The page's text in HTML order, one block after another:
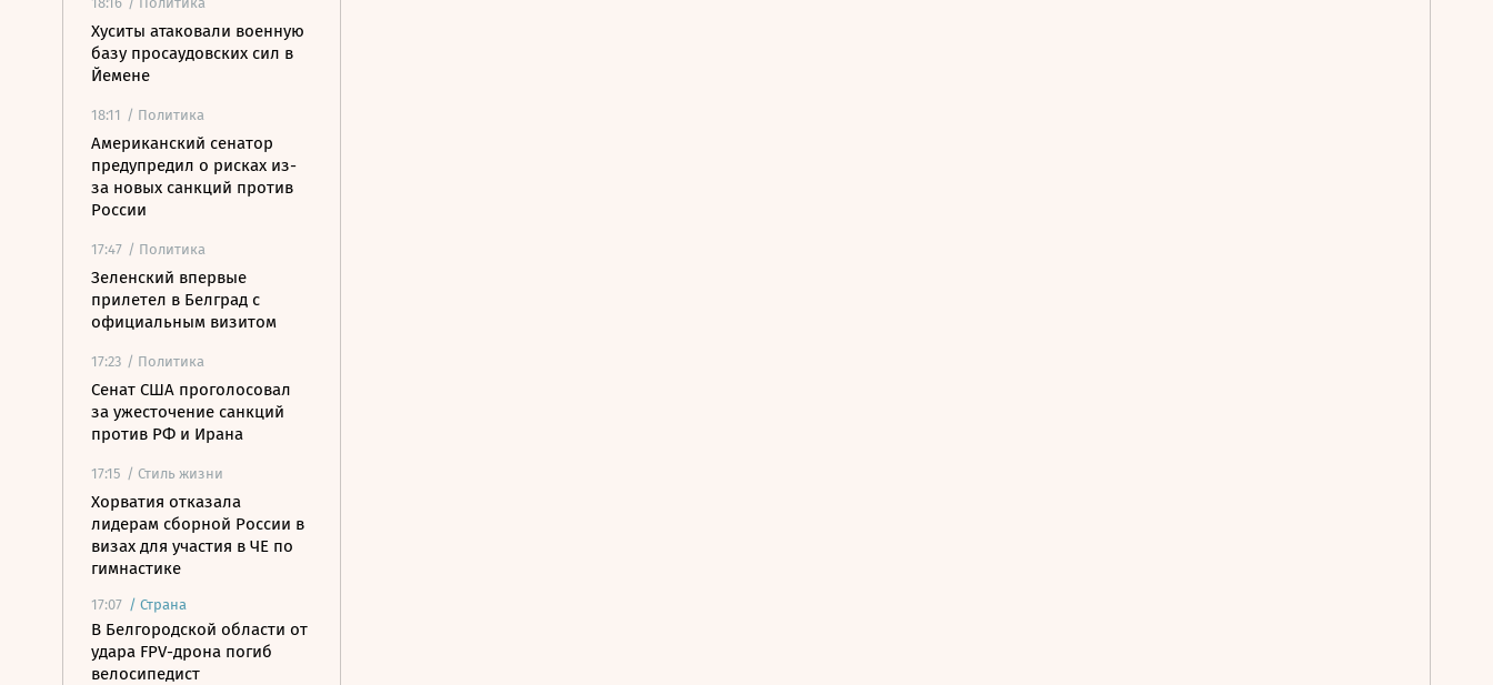
Хуситы атаковали военную
базу просаудовских сил в
Йемене
18:11 / Политика
Американский сенатор
предупредил о рисках из-
за новых санкций против
России
17:47 / Политика
Зеленский впервые
прилетел в Белград с
официальным визитом
17:23 / Политика
Сенат США проголосовал
за ужесточение санкций
против РФ и Ирана
17:15 / Стиль жизни
Хорватия отказала
лидерам сборной России в
визах для участия в ЧЕ по
гимнастике
17:07 / Страна
В Белгородской области от
удара FPV-дрона погиб
велосипедист